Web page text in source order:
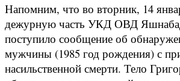
Напомним, что во вторник, 14
дежурную часть УКД ОВД
поступило сообщение об
мужчины (1985 год рождения) с
насильственной смерти. Тело